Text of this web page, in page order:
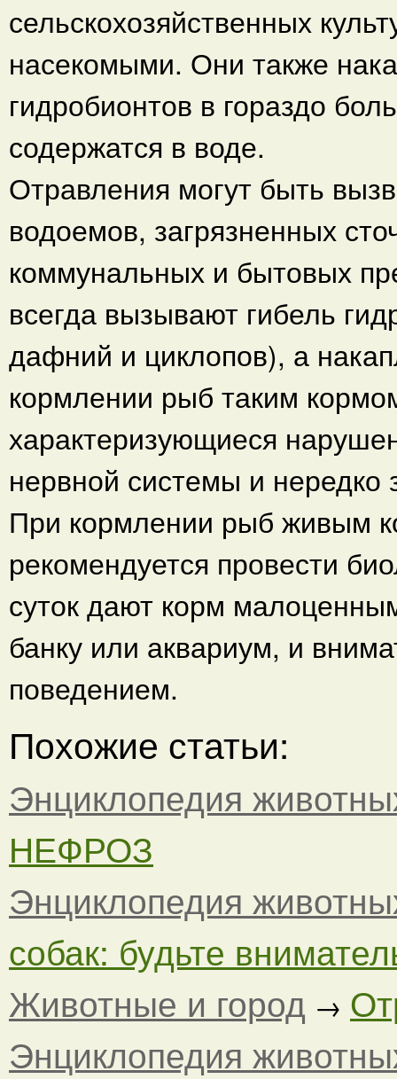
сельскохозяйственных
насекомыми. Они также
гидробионтов в гораздо
содержатся в воде.
Отравления могут быть
водоемов, загрязненных
коммунальных и бытовых
всегда вызывают гибель
дафний и циклопов), а
кормлении рыб таким
характеризующиеся
нервной системы и
При кормлении рыб живым
рекомендуется провести
суток дают корм
банку или аквариум, и
поведением.
Похожие статьи:
Энциклопедия
НЕФРОЗ
Энциклопедия
собак: будьте
Животные и город →
Энциклопедия